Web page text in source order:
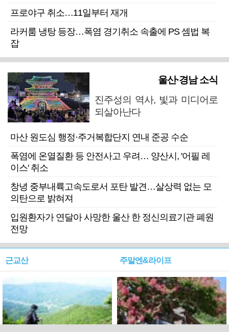
프로야구 취소…11일부터 재개
라커룸 냉탕 등장…폭염 경기취소 속출에 PS 셈법 복
잡
울산·경남 소식
진주성의 역사, 빛과 미디어로
되살아난다
마산 원도심 행정·주거복합단지 연내 준공 수순
폭염에 온열질환 등 안전사고 우려… 양산시, '어필 레
이스' 취소
창녕 중부내륙고속도로서 포탄 발견…살상력 없는 모
의탄으로 밝혀져
입원환자가 연달아 사망한 울산 한 정신의료기관 폐원
전망
근교산 주말엔&라이프